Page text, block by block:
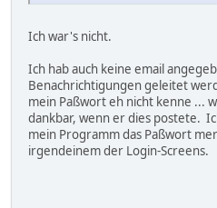
Ich war's nicht.
Ich hab auch keine email
Benachrichtigungen geleitet
mein Paßwort eh nicht kenne ...
dankbar, wenn er dies postete.
mein Programm das Paßwort
irgendeinem der Login-Screens.